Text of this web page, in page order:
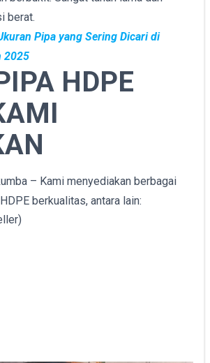
berat.
Pipa yang Sering Dicari di
2025
HDPE
– Kami menyediakan berbagai
berkualitas, antara lain: